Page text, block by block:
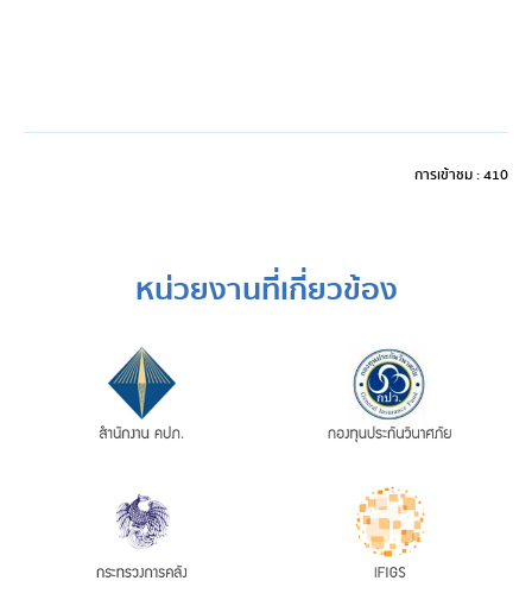
การเข้าชม : 410
หน่วยงานที่เกี่ยวข้อง